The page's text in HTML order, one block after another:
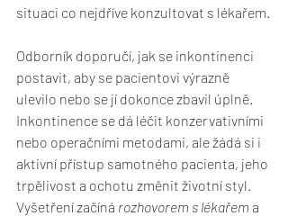
situaci co nejdříve konzultovat s lékařem.
Odborník doporučí, jak se inkontinenci
postavit, aby se pacientovi výrazně
ulevilo nebo se jí dokonce zbavil úplně.
Inkontinence se dá léčit konzervativními
nebo operačními metodami, ale žádá si i
aktivní přístup samotného pacienta, jeho
trpělivost a ochotu změnit životní styl.
Vyšetření začíná rozhovorem s lékařem a